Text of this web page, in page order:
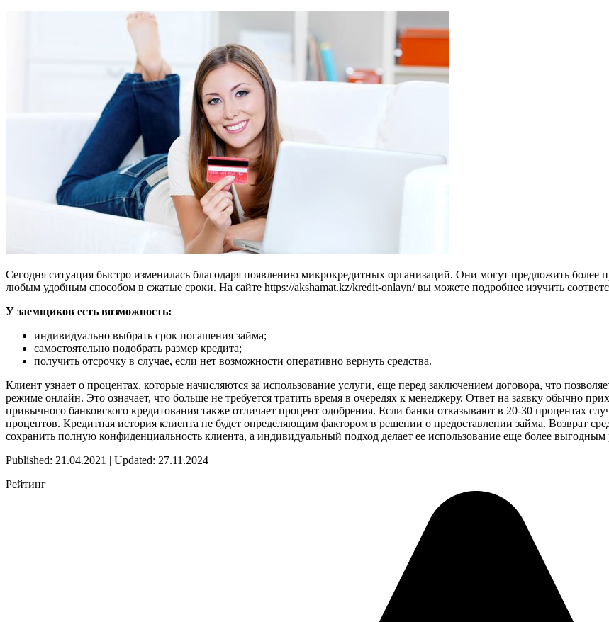
Сегодня ситуация быстро изменилась благодаря появлению микрокредитных организаций. Они могут предложить более
любым удобным способом в сжатые сроки. На сайте https://akshamat.kz/kredit-onlayn/ вы можете подробнее изучить
У заемщиков есть возможность:
индивидуально выбрать срок погашения займа;
самостоятельно подобрать размер кредита;
получить отсрочку в случае, если нет возможности оперативно вернуть средства.
Клиент узнает о процентах, которые начисляются за использование услуги, еще перед заключением договора, что
режиме онлайн. Это означает, что больше не требуется тратить время в очередях к менеджеру. Ответ на заявку обычно
привычного банковского кредитования также отличает процент одобрения. Если банки отказывают в 20-30 процентах
процентов. Кредитная история клиента не будет определяющим фактором в решении о предоставлении займа. Возврат
сохранить полную конфиденциальность клиента, а индивидуальный подход делает ее использование еще более
Published: 21.04.2021 | Updated: 27.11.2024
Рейтинг